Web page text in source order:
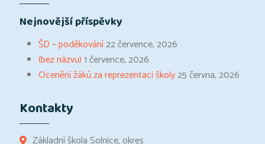
Nejnovější příspěvky
ŠD – poděkování22 července, 2026
(bez názvu)1 července, 2026
Ocenění žáků za reprezentaci školy25 června, 2026
Kontakty